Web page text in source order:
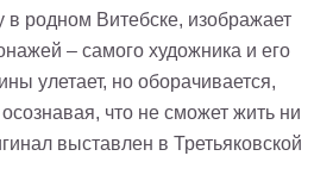
в родном Витебске, изображает
– самого художника и его
улетает, но оборачивается,
что не сможет жить ни
выставлен в Третьяковской